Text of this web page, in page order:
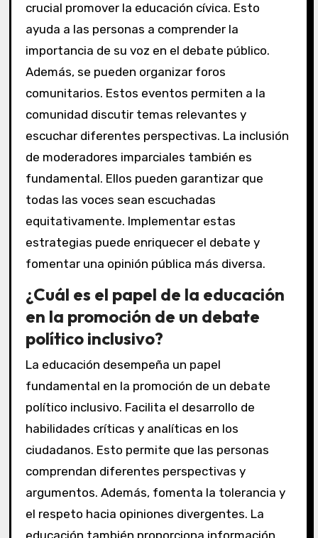
crucial promover la educación cívica. Esto
ayuda a las personas a comprender la
importancia de su voz en el debate público.
Además, se pueden organizar foros
comunitarios. Estos eventos permiten a la
comunidad discutir temas relevantes y
escuchar diferentes perspectivas. La inclusión
de moderadores imparciales también es
fundamental. Ellos pueden garantizar que
todas las voces sean escuchadas
equitativamente. Implementar estas
estrategias puede enriquecer el debate y
fomentar una opinión pública más diversa.
¿Cuál es el papel de la educación
en la promoción de un debate
político inclusivo?
La educación desempeña un papel
fundamental en la promoción de un debate
político inclusivo. Facilita el desarrollo de
habilidades críticas y analíticas en los
ciudadanos. Esto permite que las personas
comprendan diferentes perspectivas y
argumentos. Además, fomenta la tolerancia y
el respeto hacia opiniones divergentes. La